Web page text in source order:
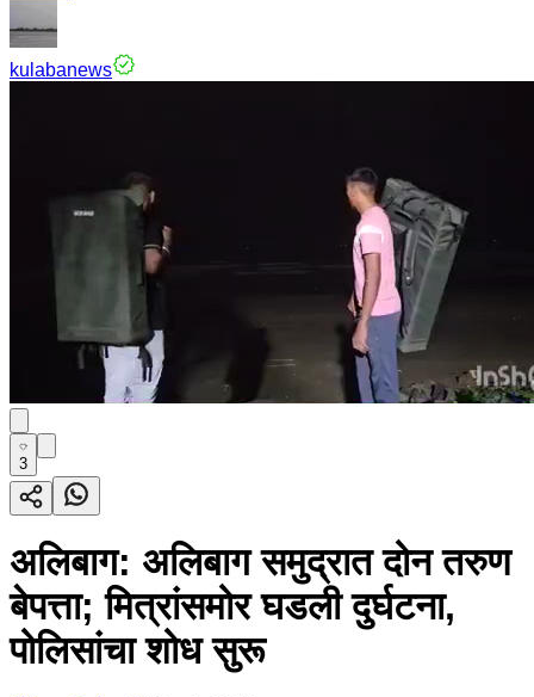
kulabanews
3
अलिबाग: अलिबाग समुद्रात दोन तरुण
बेपत्ता; मित्रांसमोर घडली दुर्घटना,
पोलिसांचा शोध सुरू